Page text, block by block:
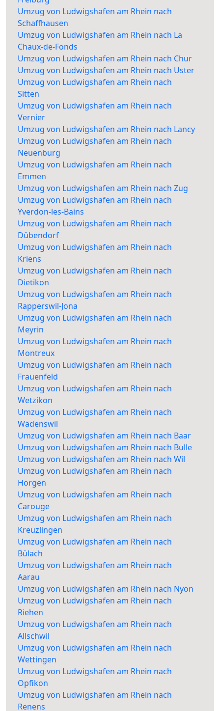
Umzug von Ludwigshafen am Rhein nach
Schaffhausen
Umzug von Ludwigshafen am Rhein nach La
Chaux-de-Fonds
Umzug von Ludwigshafen am Rhein nach Chur
Umzug von Ludwigshafen am Rhein nach Uster
Umzug von Ludwigshafen am Rhein nach
Sitten
Umzug von Ludwigshafen am Rhein nach
Vernier
Umzug von Ludwigshafen am Rhein nach Lancy
Umzug von Ludwigshafen am Rhein nach
Neuenburg
Umzug von Ludwigshafen am Rhein nach
Emmen
Umzug von Ludwigshafen am Rhein nach Zug
Umzug von Ludwigshafen am Rhein nach
Yverdon-les-Bains
Umzug von Ludwigshafen am Rhein nach
Dübendorf
Umzug von Ludwigshafen am Rhein nach
Kriens
Umzug von Ludwigshafen am Rhein nach
Dietikon
Umzug von Ludwigshafen am Rhein nach
Rapperswil-Jona
Umzug von Ludwigshafen am Rhein nach
Meyrin
Umzug von Ludwigshafen am Rhein nach
Montreux
Umzug von Ludwigshafen am Rhein nach
Frauenfeld
Umzug von Ludwigshafen am Rhein nach
Wetzikon
Umzug von Ludwigshafen am Rhein nach
Wädenswil
Umzug von Ludwigshafen am Rhein nach Baar
Umzug von Ludwigshafen am Rhein nach Bulle
Umzug von Ludwigshafen am Rhein nach Wil
Umzug von Ludwigshafen am Rhein nach
Horgen
Umzug von Ludwigshafen am Rhein nach
Carouge
Umzug von Ludwigshafen am Rhein nach
Kreuzlingen
Umzug von Ludwigshafen am Rhein nach
Bülach
Umzug von Ludwigshafen am Rhein nach
Aarau
Umzug von Ludwigshafen am Rhein nach Nyon
Umzug von Ludwigshafen am Rhein nach
Riehen
Umzug von Ludwigshafen am Rhein nach
Allschwil
Umzug von Ludwigshafen am Rhein nach
Wettingen
Umzug von Ludwigshafen am Rhein nach
Opfikon
Umzug von Ludwigshafen am Rhein nach
Renens